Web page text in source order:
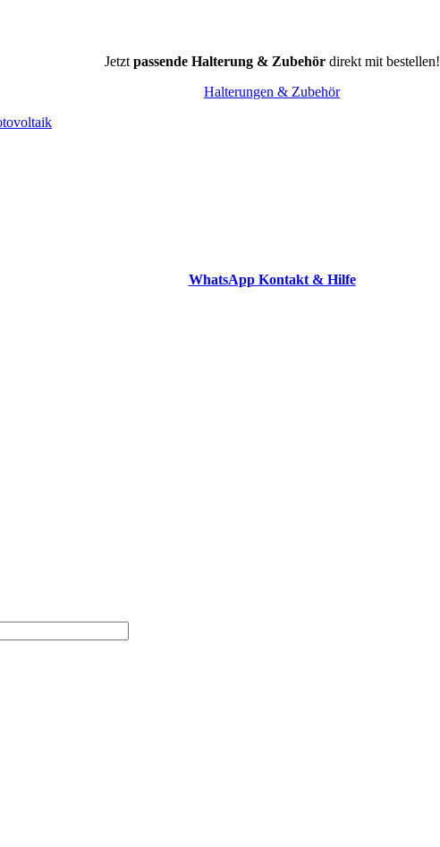
Jetzt passende Halterung & Zubehördirekt mit bestellen!
Halterungen & Zubehör
WhatsApp Kontakt & Hilfe